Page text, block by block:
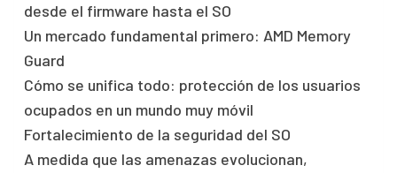
desde el firmware hasta el SO
Un mercado fundamental primero: AMD Memory
Guard
Cómo se unifica todo: protección de los usuarios
ocupados en un mundo muy móvil
Fortalecimiento de la seguridad del SO
A medida que las amenazas evolucionan,